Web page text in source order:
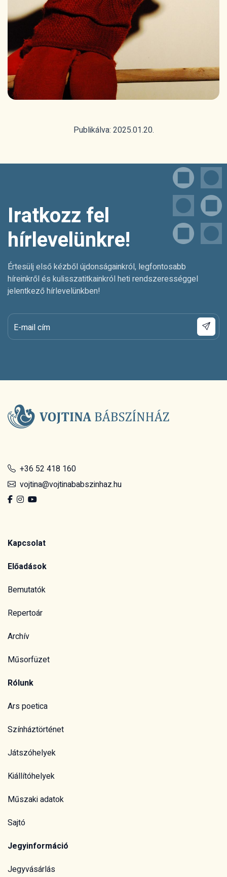
Publikálva: 2025.01.20.
Iratkozz fel
hírlevelünkre!
Értesülj első kézből újdonságainkról, legfontosabb
híreinkről és kulisszatitkainkról heti rendszerességgel
jelentkező hírlevelünkben!
E-mail cím
+36 52 418 160
vojtina@vojtinababszinhaz.hu
Kapcsolat
Előadások
Bemutatók
Repertoár
Archív
Műsorfüzet
Rólunk
Ars poetica
Színháztörténet
Játszóhelyek
Kiállítóhelyek
Műszaki adatok
Sajtó
Jegyinformáció
Jegyvásárlás